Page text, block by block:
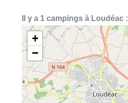
Il y a 1 campings à Loudéac :
+
−